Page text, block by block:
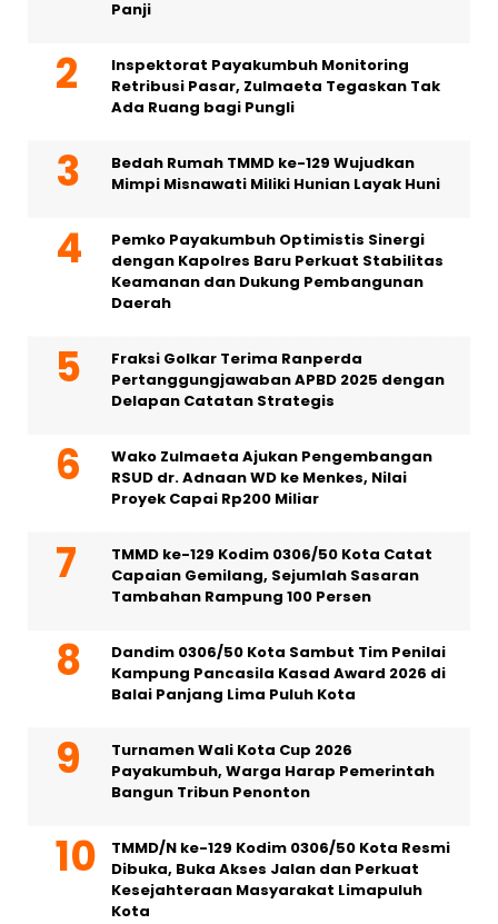
Panji
Inspektorat Payakumbuh Monitoring
Retribusi Pasar, Zulmaeta Tegaskan Tak
Ada Ruang bagi Pungli
Bedah Rumah TMMD ke-129 Wujudkan
Mimpi Misnawati Miliki Hunian Layak Huni
Pemko Payakumbuh Optimistis Sinergi
dengan Kapolres Baru Perkuat Stabilitas
Keamanan dan Dukung Pembangunan
Daerah
Fraksi Golkar Terima Ranperda
Pertanggungjawaban APBD 2025 dengan
Delapan Catatan Strategis
Wako Zulmaeta Ajukan Pengembangan
RSUD dr. Adnaan WD ke Menkes, Nilai
Proyek Capai Rp200 Miliar
TMMD ke-129 Kodim 0306/50 Kota Catat
Capaian Gemilang, Sejumlah Sasaran
Tambahan Rampung 100 Persen
Dandim 0306/50 Kota Sambut Tim Penilai
Kampung Pancasila Kasad Award 2026 di
Balai Panjang Lima Puluh Kota
Turnamen Wali Kota Cup 2026
Payakumbuh, Warga Harap Pemerintah
Bangun Tribun Penonton
TMMD/N ke-129 Kodim 0306/50 Kota Resmi
Dibuka, Buka Akses Jalan dan Perkuat
Kesejahteraan Masyarakat Limapuluh
Kota